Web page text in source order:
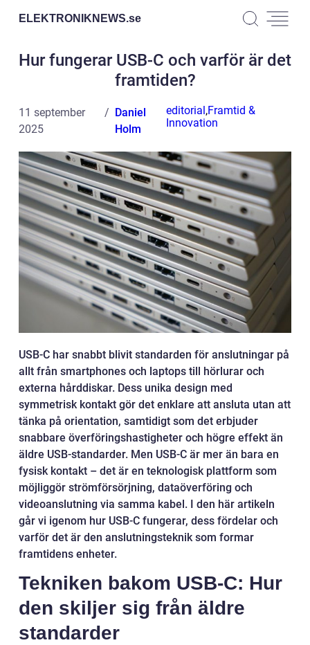
ELEKTRONIKNEWS.se
Hur fungerar USB-C och varför är det
framtiden?
11 september
2025
Daniel
Holm
editorial,Framtid &
Innovation
USB-C har snabbt blivit standarden för anslutningar på
allt från smartphones och laptops till hörlurar och
externa hårddiskar. Dess unika design med
symmetrisk kontakt gör det enklare att ansluta utan att
tänka på orientation, samtidigt som det erbjuder
snabbare överföringshastigheter och högre effekt än
äldre USB-standarder. Men USB-C är mer än bara en
fysisk kontakt – det är en teknologisk plattform som
möjliggör strömförsörjning, dataöverföring och
videoanslutning via samma kabel. I den här artikeln
går vi igenom hur USB-C fungerar, dess fördelar och
varför det är den anslutningsteknik som formar
framtidens enheter.
Tekniken bakom USB-C: Hur
den skiljer sig från äldre
standarder